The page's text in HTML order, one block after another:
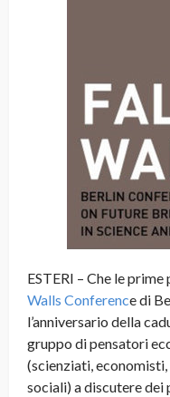
ESTERI – Che le
Walls Conference di
l’anniversario della
gruppo di pensatori
(scienziati,
sociali) a discutere